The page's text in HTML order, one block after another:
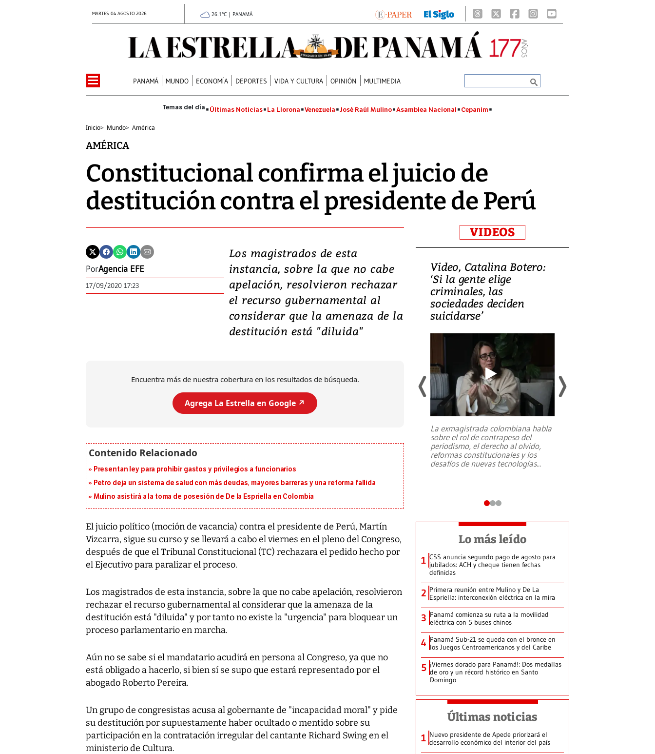
MARTES 04 AGOSTO 2026 26.1°C | PANAMÁ
PANAMÁ MUNDO ECONOMÍA DEPORTES VIDA Y CULTURA OPINIÓN MULTIMEDIA
Últimas Noticias La Llorona Venezuela José Raúl Mulino Asamblea Nacional Cepanim
Inicio> Mundo> América
AMÉRICA
Constitucional confirma el juicio de
destitución contra el presidente de Perú
PorAgencia EFE
17/09/2020 17:23
Los magistrados de esta
instancia, sobre la que no cabe
apelación, resolvieron rechazar
el recurso gubernamental al
considerar que la amenaza de la
destitución está "diluida"
Encuentra más de nuestra cobertura en los resultados de búsqueda.
Agrega La Estrella en Google ↗️
Presentan ley para prohibir gastos y privilegios a funcionarios
Petro deja un sistema de salud con más deudas, mayores barreras y una reforma fallida
Mulino asistirá a la toma de posesión de De la Espriella en Colombia
El juicio político (moción de vacancia) contra el presidente de Perú, Martín
Vizcarra, sigue su curso y se llevará a cabo el viernes en el pleno del Congreso,
después de que el Tribunal Constitucional (TC) rechazara el pedido hecho por
el Ejecutivo para paralizar el proceso.
Los magistrados de esta instancia, sobre la que no cabe apelación, resolvieron
rechazar el recurso gubernamental al considerar que la amenaza de la
destitución está "diluida" y por tanto no existe la "urgencia" para bloquear un
proceso parlamentario en marcha.
Aún no se sabe si el mandatario acudirá en persona al Congreso, ya que no
está obligado a hacerlo, si bien sí se supo que estará representado por el
abogado Roberto Pereira.
Un grupo de congresistas acusa al gobernante de "incapacidad moral" y pide
su destitución por supuestamente haber ocultado o mentido sobre su
participación en la contratación irregular del cantante Richard Swing en el
ministerio de Cultura.
VIDEOS
Video, Japón: Terremoto
deja heridos y graves
daños en Kumamoto
Un fuerte terremoto de magnitud
7,1 se registró este martes 28 de
Video, Catalina Botero:
‘Si la gente elige
criminales, las
sociedades deciden
suicidarse’
La exmagistrada colombiana habla
sobre el rol de contrapeso del
periodismo, el derecho al olvido,
reformas constitucionales y los
desafíos de nuevas tecnologías...
Lo más leído
1 CSS anuncia segundo pago de agosto para
jubilados: ACH y cheque tienen fechas
definidas
2 Primera reunión entre Mulino y De La
Espriella: interconexión eléctrica en la mira
3 Panamá comienza su ruta a la movilidad
eléctrica con 5 buses chinos
4 Panamá Sub-21 se queda con el bronce en
los Juegos Centroamericanos y del Caribe
5 ¡Viernes dorado para Panamá!: Dos medallas
de oro y un récord histórico en Santo
Domingo
Últimas noticias
1 Nuevo presidente de Apede priorizará el
desarrollo económico del interior del país